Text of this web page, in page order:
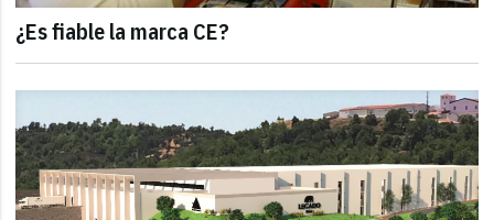
¿Es fiable la marca CE?